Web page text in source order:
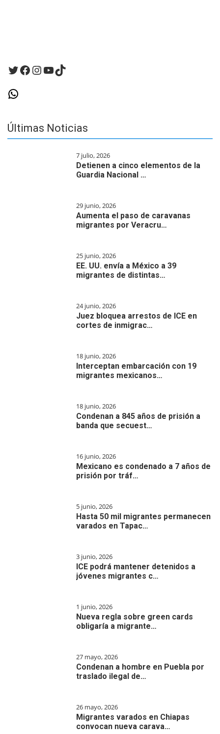
Twitter
Facebook
Instagram
YouTube
TikTok
WhatsApp
Últimas Noticias
7 julio, 2026
Detienen a cinco elementos de la
Guardia Nacional …
29 junio, 2026
Aumenta el paso de caravanas
migrantes por Veracru…
25 junio, 2026
EE. UU. envía a México a 39
migrantes de distintas…
24 junio, 2026
Juez bloquea arrestos de ICE en
cortes de inmigrac…
18 junio, 2026
Interceptan embarcación con 19
migrantes mexicanos…
18 junio, 2026
Condenan a 845 años de prisión a
banda que secuest…
16 junio, 2026
Mexicano es condenado a 7 años de
prisión por tráf…
5 junio, 2026
Hasta 50 mil migrantes permanecen
varados en Tapac…
3 junio, 2026
ICE podrá mantener detenidos a
jóvenes migrantes c…
1 junio, 2026
Nueva regla sobre green cards
obligaría a migrante…
27 mayo, 2026
Condenan a hombre en Puebla por
traslado ilegal de…
26 mayo, 2026
Migrantes varados en Chiapas
convocan nueva carava…